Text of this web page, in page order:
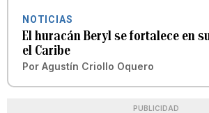
NOTICIAS
El huracán Beryl se fortalece en
el Caribe
Por Agustín Criollo Oquero
PUBLICIDAD